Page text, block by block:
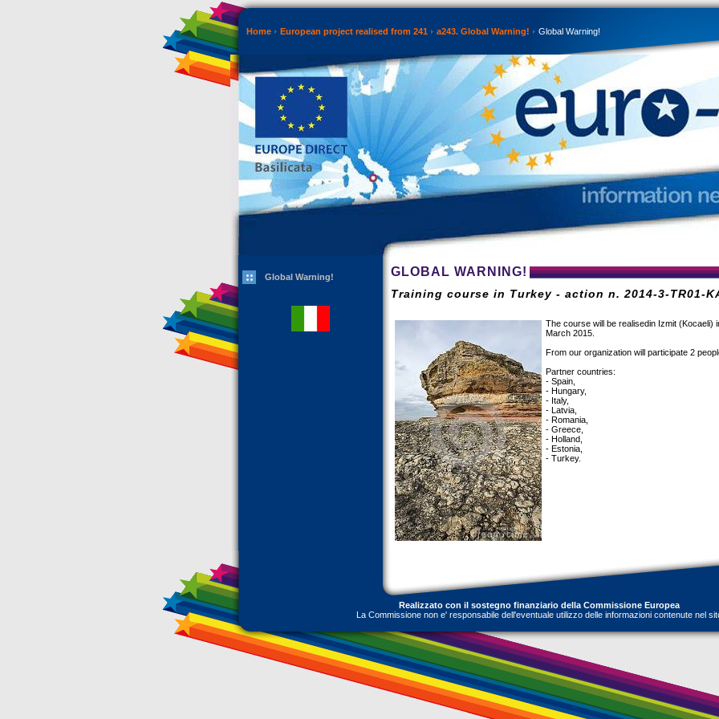
Home European project realised from 241 a243. Global Warning! Global Warning!
Global Warning! GLOBAL WARNING!
Training course in Turkey - action n. 2014-3-TR01-
The course will be realisedin Izmit (Kocaeli)
March 2015.
From our organization will participate 2
Partner countries:
- Spain,
- Hungary,
- Italy,
- Latvia,
- Romania,
- Greece,
- Holland,
- Estonia,
- Turkey.
Realizzato con il sostegno finanziario della Commissione Europea
La Commissione non e' responsabile dell'eventuale utilizzo delle informazioni contenute nel